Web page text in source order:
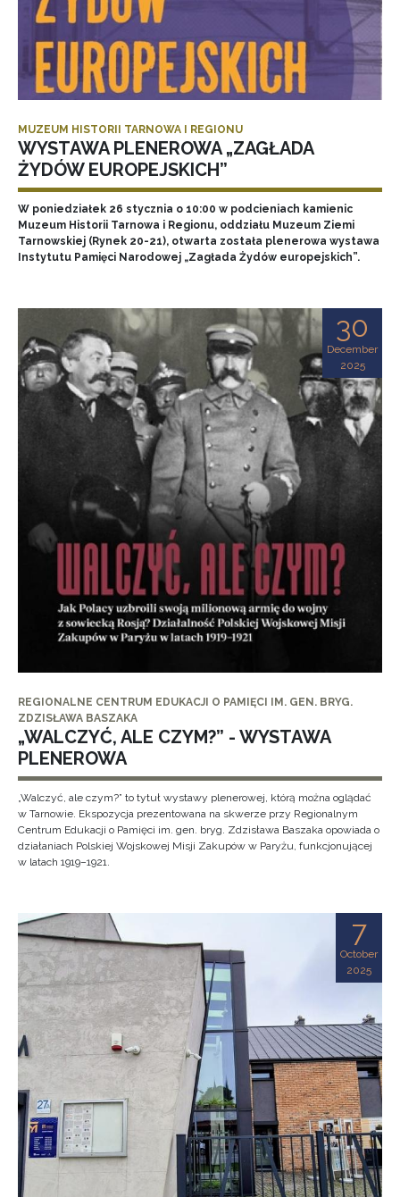
MUZEUM HISTORII TARNOWA I REGIONU
WYSTAWA PLENEROWA „ZAGŁADA
ŻYDÓW EUROPEJSKICH”
W poniedziałek 26 stycznia o 10:00 w podcieniach kamienic
Muzeum Historii Tarnowa i Regionu, oddziału Muzeum Ziemi
Tarnowskiej (Rynek 20-21), otwarta została plenerowa wystawa
Instytutu Pamięci Narodowej „Zagłada Żydów europejskich”.
30
December
2025
REGIONALNE CENTRUM EDUKACJI O PAMIĘCI IM. GEN. BRYG.
ZDZISŁAWA BASZAKA
„WALCZYĆ, ALE CZYM?” - WYSTAWA
PLENEROWA
„Walczyć, ale czym?” to tytuł wystawy plenerowej, którą można oglądać
w Tarnowie. Ekspozycja prezentowana na skwerze przy Regionalnym
Centrum Edukacji o Pamięci im. gen. bryg. Zdzisława Baszaka opowiada o
działaniach Polskiej Wojskowej Misji Zakupów w Paryżu, funkcjonującej
w latach 1919–1921.
7
October
2025